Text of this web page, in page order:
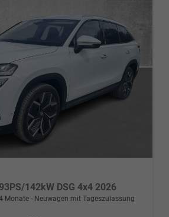
142kW DSG 4x4 2026
Monate Neuwagen mit Tageszulassung